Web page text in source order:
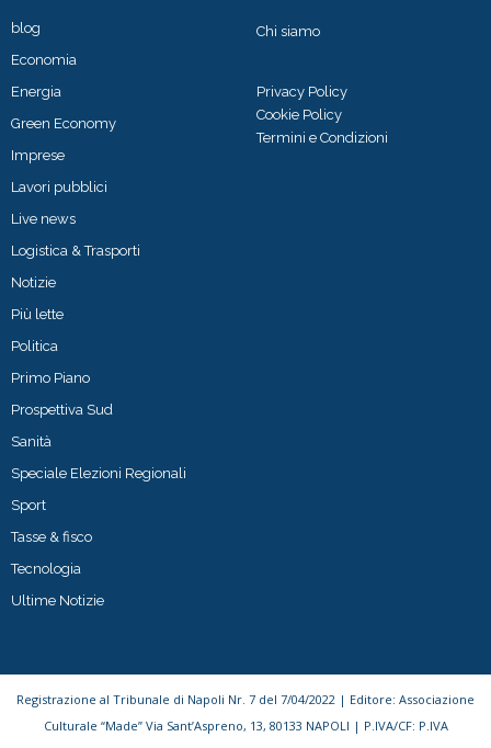
blog
Economia
Energia
Green Economy
Imprese
Lavori pubblici
Live news
Logistica & Trasporti
Notizie
Più lette
Politica
Primo Piano
Prospettiva Sud
Sanità
Speciale Elezioni Regionali
Sport
Tasse & fisco
Tecnologia
Ultime Notizie
Chi siamo
Privacy Policy
Cookie Policy
Termini e Condizioni
Registrazione al Tribunale di Napoli Nr. 7 del 7/04/2022 | Editore: Associazione
Culturale “Made” Via Sant’Aspreno, 13, 80133 NAPOLI | P.IVA/CF: P.IVA